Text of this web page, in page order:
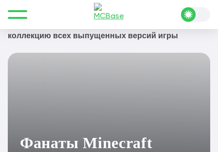
Все для Minecraft
Блог Майнкрафт
Фанаты Minecraft демонстрируют впечатляющую
коллекцию всех выпущенных версий игры
Фанаты Minecraft